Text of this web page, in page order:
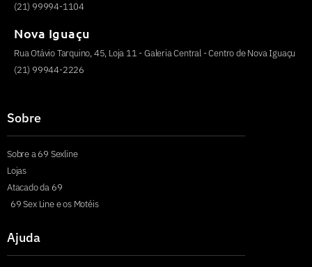
(21) 99994-1104
Nova Iguaçu
Rua Otávio Tarquino, 45, Loja 11 - Galeria Central - Centro de Nova Iguaçu
(21) 99944-2226
Sobre
Sobre a 69 Sexline
Lojas
Atacado da 69
69 Sex Line e os Motéis
Ajuda